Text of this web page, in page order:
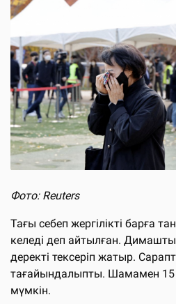
Фото: Reuters
Тағы себеп жергілікті барға
келеді деп айтылған.
деректі тексеріп жатыр.
тағайындалыпты. Шамамен 15
мүмкін.